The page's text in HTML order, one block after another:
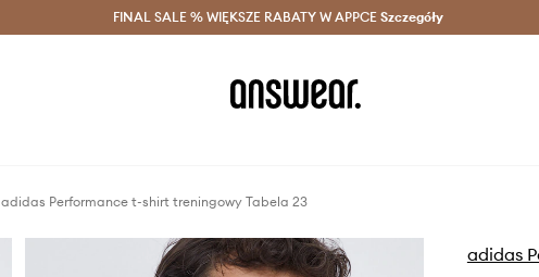
Oszczędzaj z Answear Club > Dostawa nawet w 24h >
FINAL SALE % WIĘKSZE RABATY W APPCE Szczegóły
adidas Performance t-shirt treningowy Tabela 23
adidas